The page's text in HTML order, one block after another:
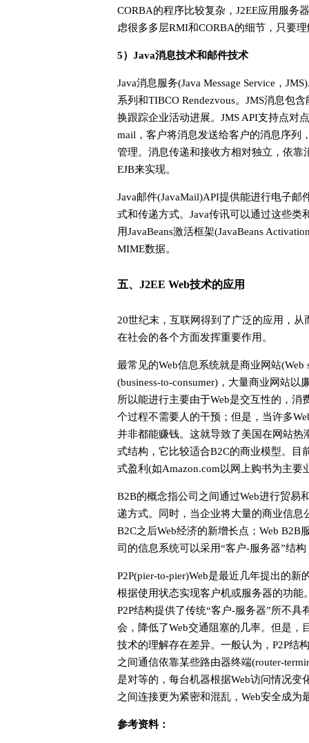
CORBA的程序比较复杂，J2EE应用服务
虑很多多层RMI和CORBA的细节，只要
5）Java消息技术和邮件技术
Java消息服务(Java Message Service，
系列和TIBCO Rendezvous。JMS消息包
换跟踪企业活动进展。JMS API支持点对
mail，客户将消息发送给客户的消息序
管理。消息传递和接收方相对独立，依靠
EJB来实现。
Java邮件(JavaMail)API提供能进行电子
式和传递方式。Java传讯可以通过这些类
用JavaBeans激活框架(JavaBeans
MIME数据。
五、J2EE Web技术的应用
20世纪末，互联网得到了广泛的应用，
在社会的各个方面发挥重要作用。
最常见的Web信息系统就是商业网站
(business-to-consumer)，大量商业网站
所以能进行主要由于Web是交互性的，
个过程不需要人的干预；但是，当许多
并非都能赚钱。这就导致了美国在网站热
式结构，它比较适合B2C的商业模型。目
式盈利(如Amazon.com以网上购书为主要
B2B的概念指公司之间通过Web进行贸易
递方式。同时，当企业将大量的商业信
B2C之后Web经济的新增长点；Web
司的信息系统可以采用“客户-服务器”结
P2P(pier-to-pier)Web是最近几年提出的
根据使用状态实现客户机或服务器的功
P2P结构提供了传统“客户-服务器”所不
会，降低了Web交通阻塞的几率。但是，
技术的理解存在差异。一般认为，P2P结
之间通信依靠某些路由器终端(router-
是对等的，每台机器根据Web访问情况变
之间连接更为紧密和混乱，Web安全成为
参考资料：